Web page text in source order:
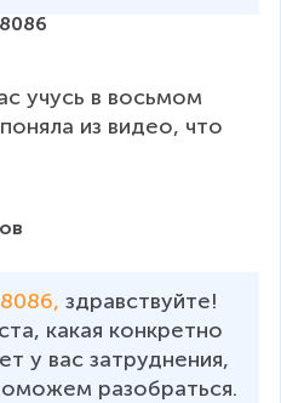
учусь в восьмом
из видео, что
здравствуйте!
какая конкретно
у вас затруднения,
разобраться.